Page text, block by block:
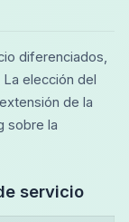
diferenciados,
elección del
de la
sobre la
servicio